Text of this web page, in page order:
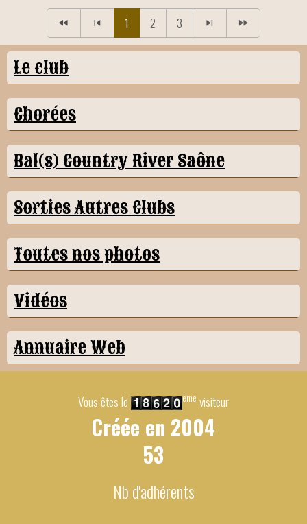
1 2 3
Le club
Chorées
Bal(s) Country River Saône
Sorties Autres Clubs
Toutes nos photos
Vidéos
Annuaire Web
Vous êtes le ème visiteur
Créée en 2004
53
Nb d'adhérents